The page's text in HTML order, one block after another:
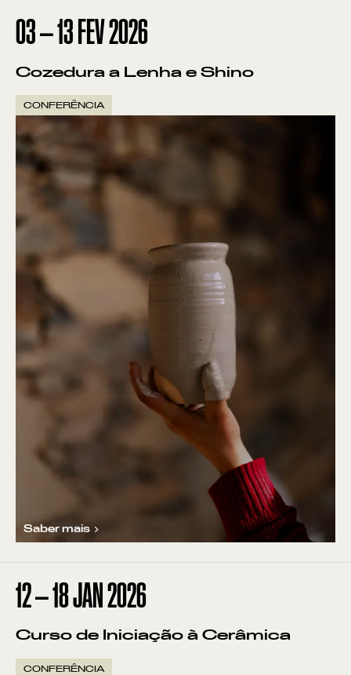
03—13FEV2026
Cozedura a Lenha e Shino
CONFERÊNCIA
Saber mais
12—18JAN 2026
Curso de Iniciação à Cerâmica
CONFERÊNCIA